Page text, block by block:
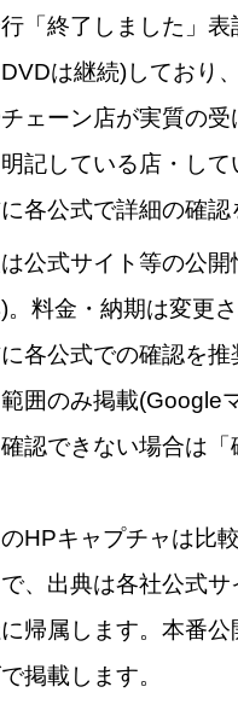
「終了しました」表
は継続)しており
ェーン店が実質の
記している店・して
各公式で詳細の確認
公式サイト等の公開
。料金・納期は変更
各公式での確認を
囲のみ掲載(Google
認できない場合は「
HPキャプチャは比
、出典は各社公式
帰属します。本番公
掲載します。